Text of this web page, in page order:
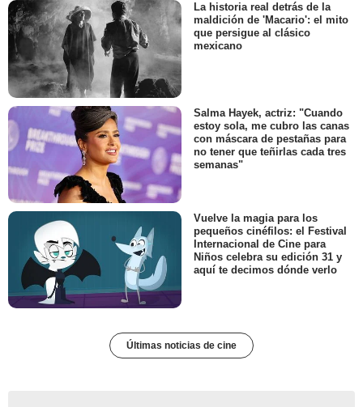
La historia real detrás de la
maldición de 'Macario': el mito
que persigue al clásico
mexicano
Salma Hayek, actriz: "Cuando
estoy sola, me cubro las canas
con máscara de pestañas para
no tener que teñirlas cada tres
semanas"
Vuelve la magia para los
pequeños cinéfilos: el Festival
Internacional de Cine para
Niños celebra su edición 31 y
aquí te decimos dónde verlo
Últimas noticias de cine